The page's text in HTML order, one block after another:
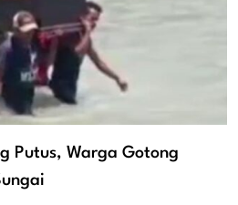
Putus, Warga Gotong